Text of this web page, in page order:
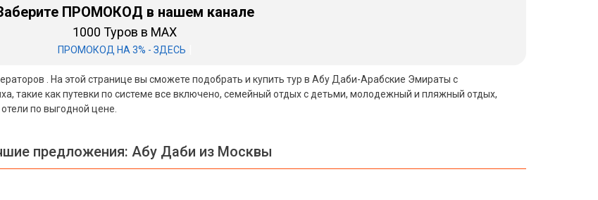
ПРОМОКОД в нашем канале
1000 Туров в MAX
ПРОМОКОД НА 3% - ЗДЕСЬ
. На этой странице вы сможете подобрать и купить тур в Абу Даби-Арабские Эмираты с
такие как путевки по системе все включено, семейный отдых с детьми, молодежный и пляжный отдых,
по выгодной цене.
предложения: Абу Даби из Москвы